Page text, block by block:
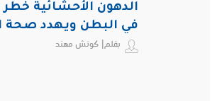
الدهون الأحشائية
في البطن ويهدد صحة
بقلم| كوتش مهند